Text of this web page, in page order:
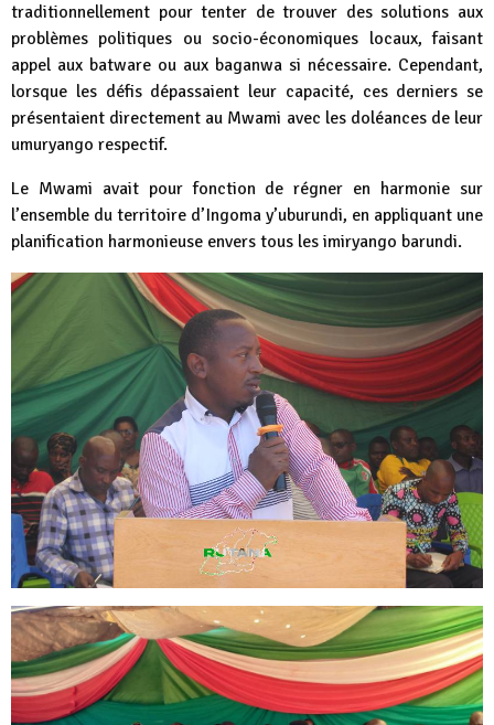
traditionnellement pour tenter de trouver des solutions aux
problèmes politiques ou socio-économiques locaux, faisant
appel aux batware ou aux baganwa si nécessaire. Cependant,
lorsque les défis dépassaient leur capacité, ces derniers se
présentaient directement au Mwami avec les doléances de leur
umuryango respectif.
Le Mwami avait pour fonction de régner en harmonie sur
l’ensemble du territoire d’Ingoma y’uburundi, en appliquant une
planification harmonieuse envers tous les imiryango barundi.